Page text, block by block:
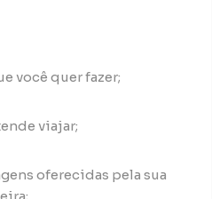
você quer fazer;
viajar;
oferecidas pela sua